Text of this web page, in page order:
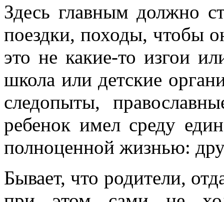
Здесь главным должно
поездки, походы, чтобы
это не какие‑то изгои
школа или детские
следопыты,
ребенок имел среду
полноценной жизнью:
Бывает, что родители,